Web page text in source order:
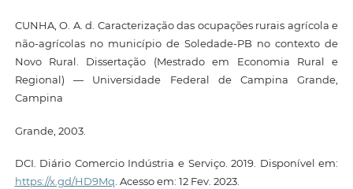
CUNHA, O. A. d. Caracterização das ocupações rurais agrícola e
não-agrícolas no município de Soledade-PB no contexto de
Novo Rural. Dissertação (Mestrado em Economia Rural e
Regional) — Universidade Federal de Campina Grande,
Campina
Grande, 2003.
DCI. Diário Comercio Indústria e Serviço. 2019. Disponível em:
https://x.gd/HD9Mq. Acesso em: 12 Fev. 2023.